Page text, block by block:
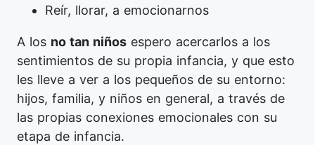
Reír, llorar, a emocionarnos
A los no tan niños espero acercarlos a los
sentimientos de su propia infancia, y que esto
les lleve a ver a los pequeños de su entorno:
hijos, familia, y niños en general, a través de
las propias conexiones emocionales con su
etapa de infancia.